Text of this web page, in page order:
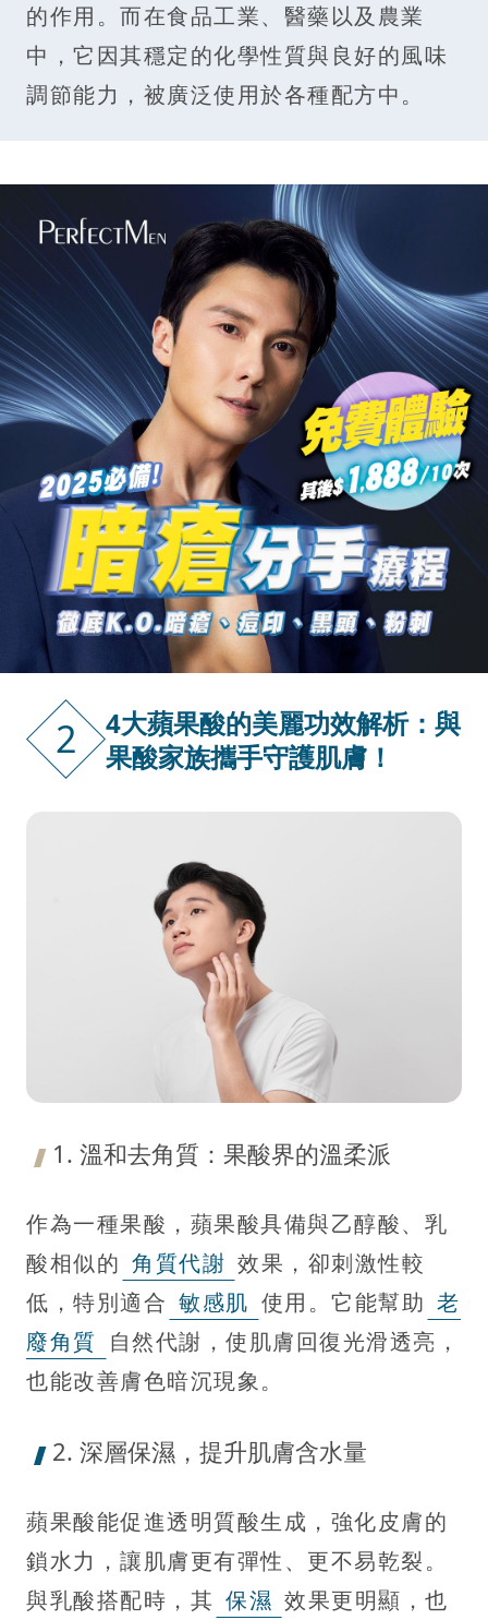
的作用。而在食品工業、醫藥以及農業
中，它因其穩定的化學性質與良好的風味
調節能力，被廣泛使用於各種配方中。
2
4大蘋果酸的美麗功效解析：與
果酸家族攜手守護肌膚！
1. 溫和去角質：果酸界的溫柔派
作為一種果酸，蘋果酸具備與乙醇酸、乳
酸相似的 角質代謝 效果，卻刺激性較
低，特別適合 敏感肌 使用。它能幫助 老
廢角質 自然代謝，使肌膚回復光滑透亮，
也能改善膚色暗沉現象。
2. 深層保濕，提升肌膚含水量
蘋果酸能促進透明質酸生成，強化皮膚的
鎖水力，讓肌膚更有彈性、更不易乾裂。
與乳酸搭配時，其 保濕 效果更明顯，也